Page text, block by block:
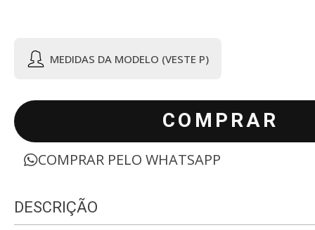
MEDIDAS DA MODELO (VESTE P)
COMPRAR
COMPRAR PELO WHATSAPP
DESCRIÇÃO